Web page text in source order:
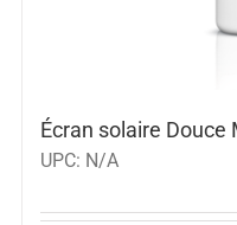
Écran solaire Douce
UPC: N/A